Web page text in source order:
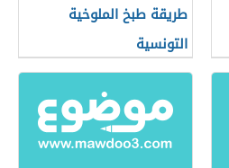
طريقة طبخ الملوخية
التونسية